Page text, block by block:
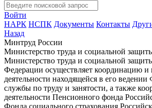
Войти
НАРК НСПК Документы Контакты
Назад
Минтруд России
Министерство труда и социальной
Министерство труда и социальной
Федерации осуществляет координацию и
деятельности находящейся в его ведении
службы по труду и занятости, а также
деятельности Пенсионного фонда
Фонда социального страхования